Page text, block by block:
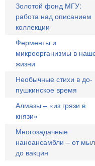
Золотой фонд МГУ:
работа над описанием
коллекции
Ферменты и
микроорганизмы в
жизни
Необычные стихи в до-
пушкинское время
Алмазы – «из грязи в
князи»
Многозадачные
наноансамбли – от
до вакцин